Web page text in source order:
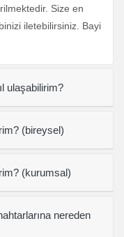
Size en
iletebilirsiniz. Bayi
ulaşabilirim?
(bireysel)
(kurumsal)